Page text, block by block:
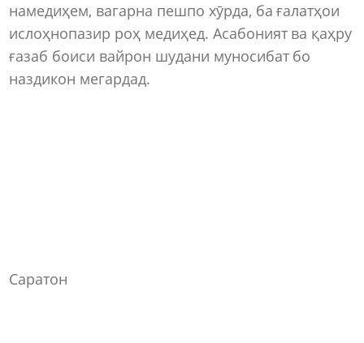
намедиҳем, вагарна пешпо хӯрда, ба ғалатҳои
ислоҳнопазир роҳ медиҳед. Асабоният ва қаҳру
ғазаб боиси вайрон шудани муносибат бо
наздикон мегардад.
Саратон